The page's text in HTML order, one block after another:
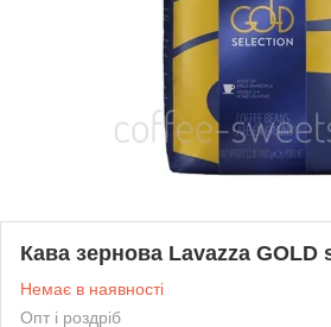
Кава зернова Lavazza GOLD
Немає в наявності
Опт і роздріб